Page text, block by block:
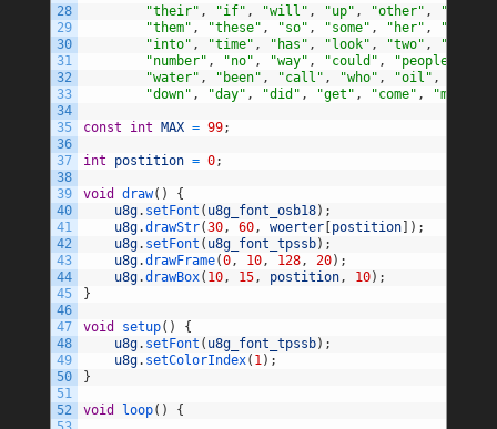
28
29
30
31
32
33
34
35
36
37
38
39
40
41
42
43
44
45
46
47
48
49
50
51
52
"their" , "if" , "will" , "up" , "other" , "about"
"them" , "these" , "so" , "some" , "her" , "would"
"into" , "time" , "has" , "look" , "two" , "more"
"number" , "no" , "way" , "could" , "people"
"water" , "been" , "call" , "who" , "oil" ,
"down" , "day" , "did" , "get" , "come" , "made"
const int MAX = 99;
int postition = 0;
void draw( )
{
u8g. setFont ( u8g_font_osb18) ;
u8g.drawStr(30, 60, woerter postition ) ;
u8g. setFont ( u8g_font_tpssb) ;
u8g.drawFrame(0, 10, 128, 20) ;
u8g.drawBox( 10, 15, postition, 10) ;
}
void setup( )
{
u8g. setFont ( u8g_font_tpssb) ;
u8g. setColorIndex( 1) ;
}
void loop( ) {